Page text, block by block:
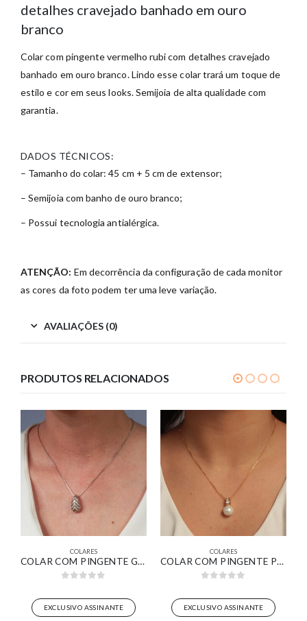
detalhes cravejado banhado em ouro
branco
Colar com pingente vermelho rubi com detalhes cravejado
banhado em ouro branco. Lindo esse colar trará um toque de
estilo e cor em seus looks. Semijoia de alta qualidade com
garantia.
DADOS TÉCNICOS:
– Tamanho do colar: 45 cm + 5 cm de extensor;
– Semijoia com banho de ouro branco;
– Possui tecnologia antialérgica.
ATENÇÃO: Em decorrência da configuração de cada monitor
as cores da foto podem ter uma leve variação.
AVALIAÇÕES (0)
PRODUTOS RELACIONADOS
COLARES
COLAR COM PINGENTE GOTA COM LISTRAS CRAVEJADA BANHADO EM OURO BRANCO
EXCLUSIVO ASSINANTE
COLARES
COLAR COM PINGENTE PÉROLA COM CONTRA ARGOLA CRAVEJADA BANHADA EM OURO 18K
EXCLUSIVO ASSINANTE